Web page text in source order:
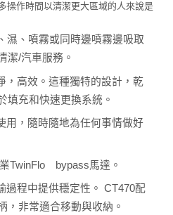
操作時間以清潔更大區域的人來說是
濕、噴霧或同時邊噴霧邊吸取
潔/汽車服務。
，高效。這種獨特的設計，乾
填充和快速更換系統。
用，隨時隨地為任何事情做好
TwinFlo bypass馬達。
過程中提供穩定性。 CT470配
，非常適合移動與收納。